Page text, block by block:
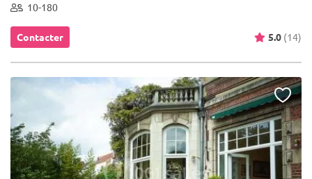
10-180
Contacter 5.0 (14)